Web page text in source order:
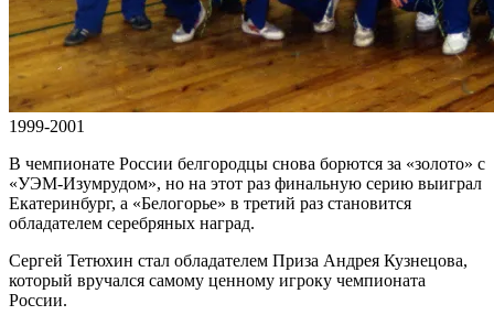
1999-2001
В чемпионате России белгородцы снова борются за «золото» с
«УЭМ-Изумрудом», но на этот раз финальную серию выиграл
Екатеринбург, а «Белогорье» в третий раз становится
обладателем серебряных наград.
Сергей Тетюхин стал обладателем Приза Андрея Кузнецова,
который вручался самому ценному игроку чемпионата
России.